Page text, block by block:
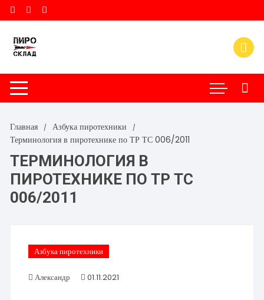
Перейти
к
содержимому
Главная
Азбука пиротехники
Терминология в пиротехнике по ТР ТС 006/2011
ТЕРМИНОЛОГИЯ В
ПИРОТЕХНИКЕ ПО ТР ТС
006/2011
Азбука пиротехники
Александр 01.11.2021